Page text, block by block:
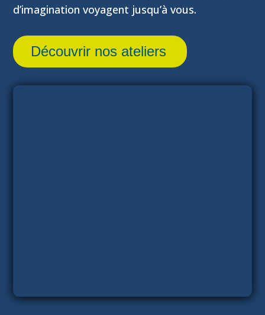
d’imagination voyagent jusqu’à vous.
Découvrir nos ateliers